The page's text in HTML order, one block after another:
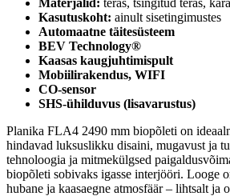
Kasutuskoht: ainult sisetingimustes
Automaatne täitesüsteem
BEV Technology®
Kaasas kaugjuhtimispult
Mobiilirakendus, WIFI
CO-sensor
SHS-ühilduvus (lisavarustus)
Planika FLA4 2490 mm biopõleti on
hindavad luksuslikku disaini, mugavust ja
tehnoloogia ja mitmekülgsed
biopõleti sobivaks igasse interjööri. Looge
hubane ja kaasaegne atmosfäär – lihtsalt ja